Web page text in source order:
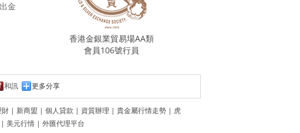
金
香港金銀業貿易場AA類
會員106號行員
和訊 更多分享
財 | 新商盟 | 個人貸款 | 資質辦理 | 貴金屬行情走勢 | 虎
| 美元行情 | 外匯代理平台